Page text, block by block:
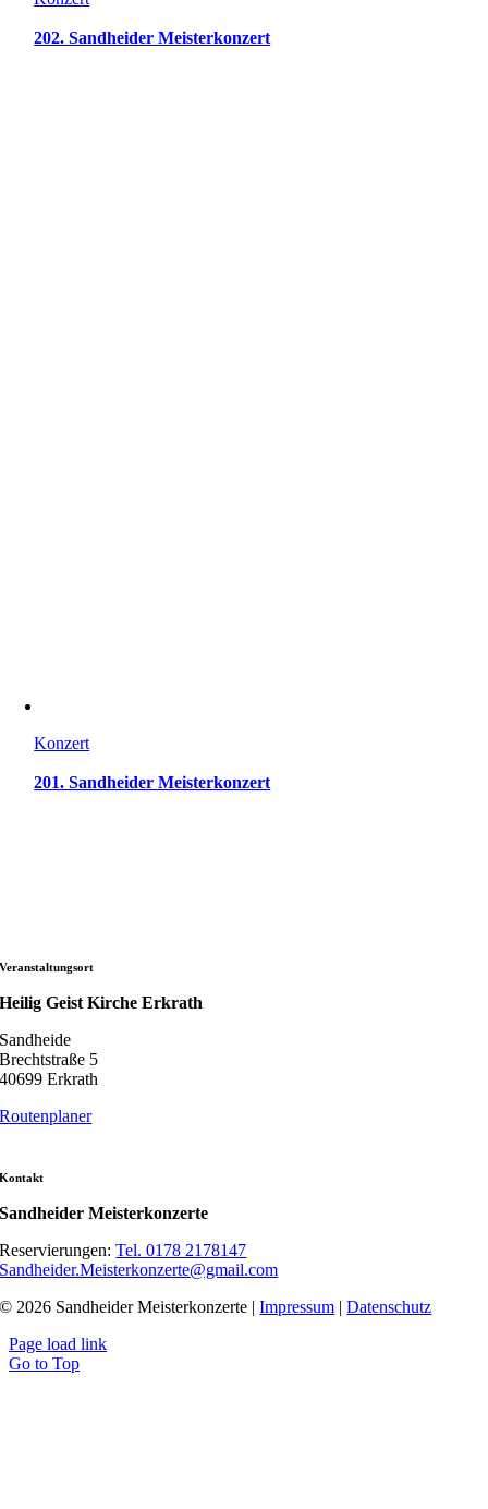
202. Sandheider Meisterkonzert
Konzert
201. Sandheider Meisterkonzert
Veranstaltungsort
Heilig Geist Kirche Erkrath
Sandheide
Brechtstraße 5
40699 Erkrath
Routenplaner
Kontakt
Sandheider Meisterkonzerte
Reservierungen:Tel. 0178 2178147
Sandheider.Meisterkonzerte@gmail.com
© 2026 Sandheider Meisterkonzerte |Impressum |Datenschutz
Page load link
Go to Top